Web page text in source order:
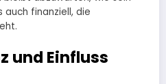
auch finanziell, die
und Einfluss